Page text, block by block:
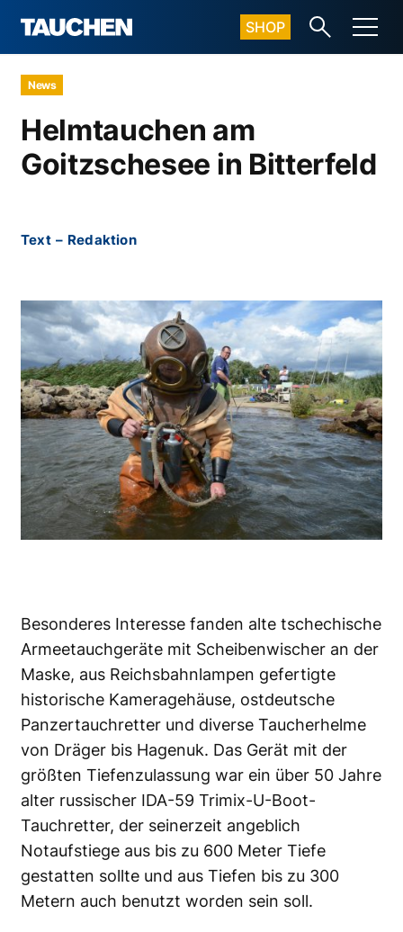
SHOP
News
Helmtauchen am
Goitzschesee in Bitterfeld
Text – Redaktion
Besonderes Interesse fanden alte tschechische
Armeetauchgeräte mit Scheibenwischer an der
Maske, aus Reichsbahnlampen gefertigte
historische Kameragehäuse, ostdeutsche
Panzertauchretter und diverse Taucherhelme
von Dräger bis Hagenuk. Das Gerät mit der
größten Tiefenzulassung war ein über 50 Jahre
alter russischer IDA-59 Trimix-U-Boot-
Tauchretter, der seinerzeit angeblich
Notaufstiege aus bis zu 600 Meter Tiefe
gestatten sollte und aus Tiefen bis zu 300
Metern auch benutzt worden sein soll.